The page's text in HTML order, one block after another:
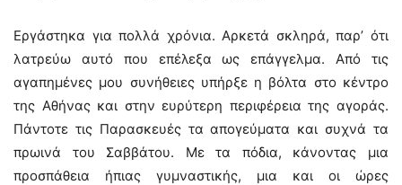
Εργάστηκα για πολλά χρόνια. Αρκετά σκληρά, παρ’ ότι
λατρεύω αυτό που επέλεξα ως επάγγελμα. Από τις
αγαπημένες μου συνήθειες υπήρξε η βόλτα στο κέντρο
της Αθήνας και στην ευρύτερη περιφέρεια της αγοράς.
Πάντοτε τις Παρασκευές τα απογεύματα και συχνά τα
πρωινά του Σαββάτου. Με τα πόδια, κάνοντας μια
προσπάθεια ήπιας γυμναστικής, μια και οι ώρες